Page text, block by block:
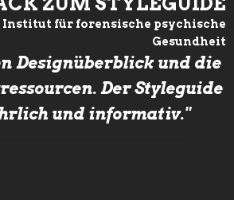
für forensische psychische
Gesundheit
Designüberblick und die
Der Styleguide
und informativ."